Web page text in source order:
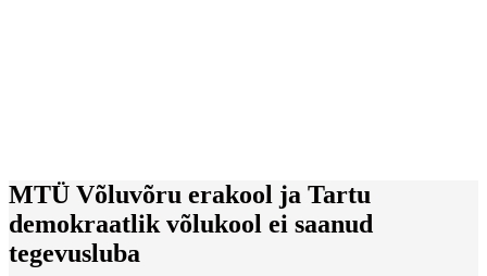
MTÜ Võluvõru erakool ja Tartu
demokraatlik võlukool ei saanud
tegevusluba